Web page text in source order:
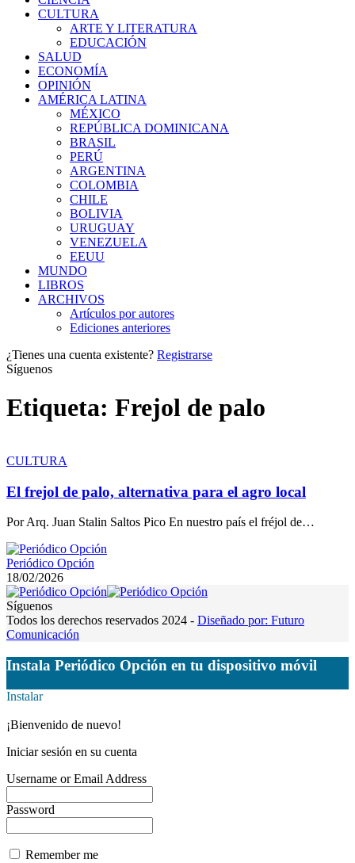
CULTURA
ARTE Y LITERATURA
EDUCACIÓN
SALUD
ECONOMÍA
OPINIÓN
AMÉRICA LATINA
MÉXICO
REPÚBLICA DOMINICANA
BRASIL
PERÚ
ARGENTINA
COLOMBIA
CHILE
BOLIVIA
URUGUAY
VENEZUELA
EEUU
MUNDO
LIBROS
ARCHIVOS
Artículos por autores
Ediciones anteriores
¿Tienes una cuenta existente? Registrarse
Síguenos
Etiqueta: Frejol de palo
CULTURA
El frejol de palo, alternativa para el agro local
Por Arq. Juan Stalin Saltos Pico En nuestro país el fréjol de…
Periódico Opción
18/02/2026
Síguenos
Todos los derechos reservados 2024 - Diseñado por: Futuro
Comunicación
Instala Periódico Opción en tu dispositivo móvil
Instalar
¡Bienvenido de nuevo!
Iniciar sesión en su cuenta
Username or Email Address
Password
Remember me